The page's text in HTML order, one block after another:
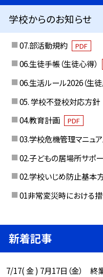
学校からのお知らせ
07.部活動規約 PDF
06.生徒手帳（生徒心得）
06.生活ルール2026（生徒
05. 学校不登校対応方針
04.教育計画 PDF
03.学校危機管理マニュ
02.子どもの居場所サポ
02.学校いじめ防止基本
01非常変災時における
新着記事
7/17( 金 ) 7月17日（金） 終